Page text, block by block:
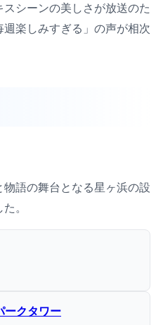
シーンの美しさが放送のた
楽しみすぎる」の声が相次
語の舞台となる星ヶ浜の設
。
ークタワー